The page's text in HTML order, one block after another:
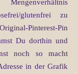
glutenfrei zu
Pinterest-Pin
Du dorthin und
noch so macht
in der Grafik